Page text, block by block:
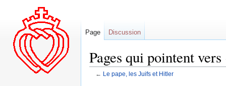
Pages qui pointent
← Le pape, les Juifs et Hitler
Page Discussion